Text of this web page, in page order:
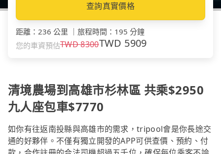
查詢真實價格
距離 ： 236 公里 旅程時間 ： 195 分鐘
您的車資預估TWD8300TWD 5909
清境農場到高雄市杉林區 共乘$2950
九人座包車$7770
如你有往返南投縣與高雄市的需求，tripool會是你長途交
通的好夥伴。不僅有獨立開發的APP可供查價、預約、付